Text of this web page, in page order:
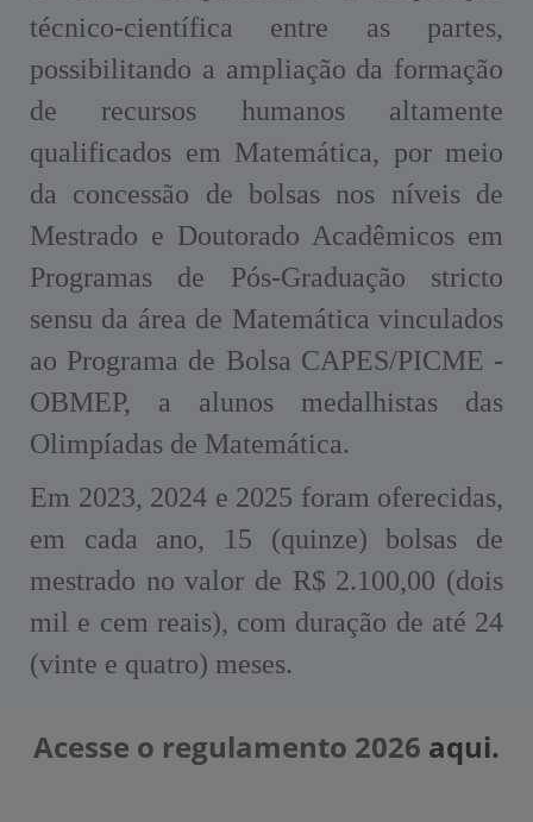
técnico-científica entre as partes,
possibilitando a ampliação da formação
de recursos humanos altamente
qualificados em Matemática, por meio
da concessão de bolsas nos níveis de
Mestrado e Doutorado Acadêmicos em
Programas de Pós-Graduação stricto
sensu da área de Matemática vinculados
ao Programa de Bolsa CAPES/PICME -
OBMEP, a alunos medalhistas das
Olimpíadas de Matemática.
Em 2023, 2024 e 2025 foram oferecidas,
em cada ano, 15 (quinze) bolsas de
mestrado no valor de R$ 2.100,00 (dois
mil e cem reais), com duração de até 24
(vinte e quatro) meses.
Acesse o regulamento 2026 aqui.